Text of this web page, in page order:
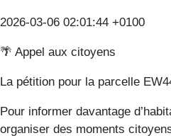
2026-03-06 02:01:44 +0100
🌴 Appel aux citoyens
La pétition pour la parcelle
Pour informer davantage
organiser des moments